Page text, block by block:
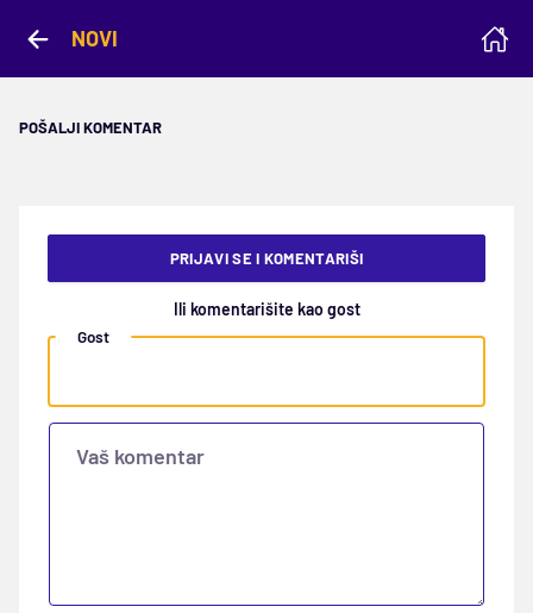
NOVI
POŠALJI KOMENTAR
PRIJAVI SE I KOMENTARIŠI
Ili komentarišite kao gost
Gost
Vaš komentar